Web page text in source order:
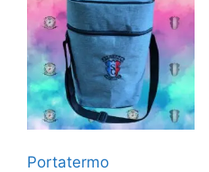
Portatermo